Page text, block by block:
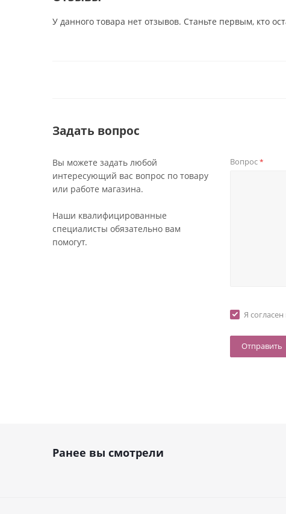
У данного товара нет отзывов. Станьте первым, кто
Задать вопрос
Вы можете задать любой
интересующий вас вопрос по товару
или работе магазина.
Наши квалифицированные
специалисты обязательно вам
помогут.
Вопрос*
Я согласен
Ранее вы смотрели